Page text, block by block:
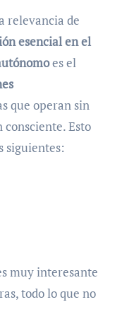
relevancia de
esencial en el
es el
que operan sin
Esto
siguientes:
muy interesante
todo lo que no